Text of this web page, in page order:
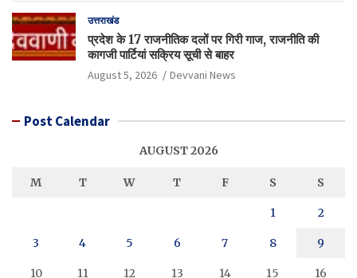
उत्तराखंड
प्रदेश के 17 राजनीतिक दलों पर गिरी गाज, राजनीति की
कागजी पार्टियां सक्रिय सूची से बाहर
August 5, 2026 Devvani News
Post Calendar
AUGUST 2026
M T W T F S S
1 2
3 4 5 6 7 8 9
10 11 12 13 14 15 16